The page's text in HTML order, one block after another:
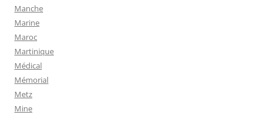
Manche
Marine
Maroc
Martinique
Médical
Mémorial
Metz
Mine